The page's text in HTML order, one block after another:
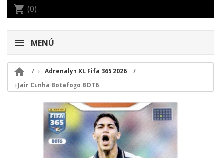
shopping_cart (0)
MENÚ

Adrenalyn XL Fifa 365 2026
Jair Cunha Botafogo BOT6